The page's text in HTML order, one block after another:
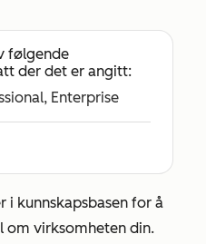
følgende
der det er angitt:
Enterprise
kunnskapsbasen for å
om virksomheten din.